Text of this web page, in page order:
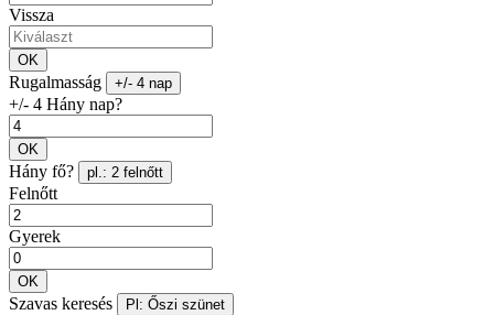
Vissza
OK
Rugalmasság +/- 4 nap
+/- 4 Hány nap?
OK
Hány fő? pl.: 2 felnőtt
Felnőtt
Gyerek
OK
Szavas keresés Pl: Őszi szünet